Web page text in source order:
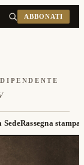
ABBONATI
SedeRassegna stampa